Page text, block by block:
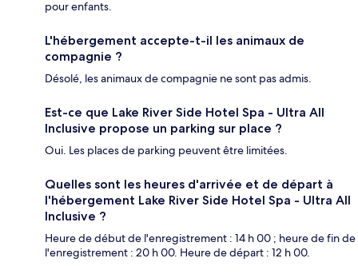
pour enfants.
L'hébergement accepte-t-il les animaux de
compagnie ?
Désolé, les animaux de compagnie ne sont pas admis.
Est-ce que Lake River Side Hotel Spa - Ultra All
Inclusive propose un parking sur place ?
Oui. Les places de parking peuvent être limitées.
Quelles sont les heures d'arrivée et de départ à
l'hébergement Lake River Side Hotel Spa - Ultra All
Inclusive ?
Heure de début de l'enregistrement : 14 h 00 ; heure de fin de
l'enregistrement : 20 h 00. Heure de départ : 12 h 00.